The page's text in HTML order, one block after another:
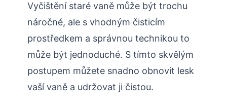
Vyčištění staré vaně může být trochu
náročné, ale s vhodným čisticím
prostředkem a správnou technikou to
může být jednoduché. S tímto skvělým
postupem můžete snadno obnovit lesk
vaší vaně a udržovat ji čistou.